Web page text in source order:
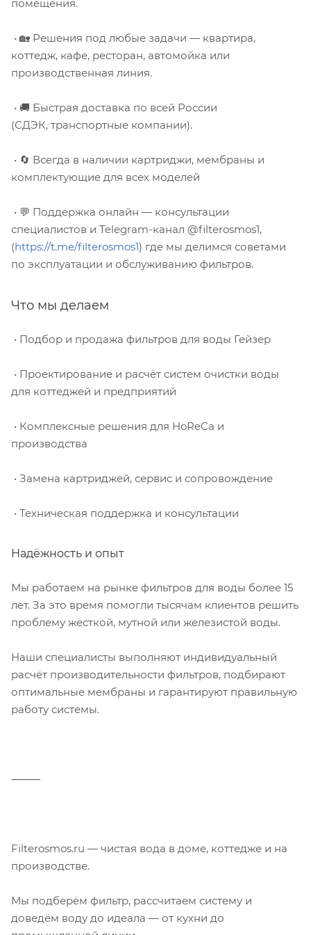
помещения.
• 🏡 Решения под любые задачи — квартира,
коттедж, кафе, ресторан, автомойка или
производственная линия.
• 🚚 Быстрая доставка по всей России
(СДЭК, транспортные компании).
• 🔄 Всегда в наличии картриджи, мембраны и
комплектующие для всех моделей
• 💬 Поддержка онлайн — консультации
специалистов и Telegram-канал @filterosmos1,
(https://t.me/filterosmos1) где мы делимся советами
по эксплуатации и обслуживанию фильтров.
Что мы делаем
• Подбор и продажа фильтров для воды Гейзер
• Проектирование и расчёт систем очистки воды
для коттеджей и предприятий
• Комплексные решения для HoReCa и
производства
• Замена картриджей, сервис и сопровождение
• Техническая поддержка и консультации
Надёжность и опыт
Мы работаем на рынке фильтров для воды более 15
лет. За это время помогли тысячам клиентов решить
проблему жёсткой, мутной или железистой воды.
Наши специалисты выполняют индивидуальный
расчёт производительности фильтров, подбирают
оптимальные мембраны и гарантируют правильную
работу системы.
⸻
Filterosmos.ru — чистая вода в доме, коттедже и на
производстве.
Мы подберём фильтр, рассчитаем систему и
доведём воду до идеала — от кухни до